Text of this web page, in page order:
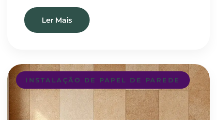
Ler Mais
INSTALAÇÃO DE PAPEL DE PAREDE